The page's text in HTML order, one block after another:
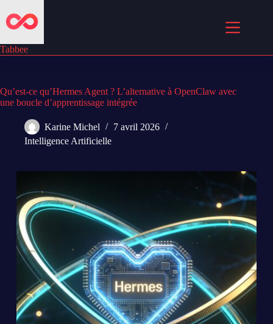
au
contenu
Tabbee
Qu’est-ce qu’Hermes Agent ? L’alternative à OpenClaw avec
une boucle d’apprentissage intégrée
Karine Michel
7 avril 2026
Intelligence Artificielle